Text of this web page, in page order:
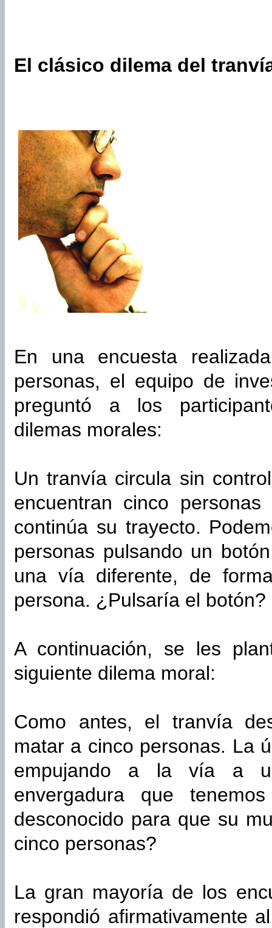
El clásico dilema del
En una encuesta
personas, el equipo de
preguntó a los
dilemas morales:
Un tranvía circula sin
encuentran cinco
continúa su trayecto.
personas pulsando un
una vía diferente, de
persona. ¿Pulsaría el botón?
A continuación, se les
siguiente dilema moral:
Como antes, el tranvía
matar a cinco personas. La
empujando a la vía a
envergadura que
desconocido para que su
cinco personas?
La gran mayoría de los
respondió afirmativamente